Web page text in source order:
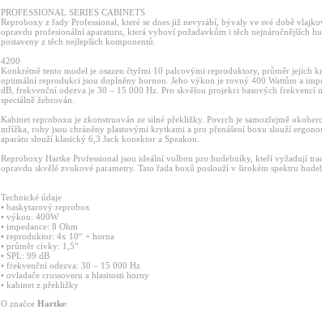
PROFESSIONAL SERIES CABINETS
Reproboxy z řady Professional, které se dnes již nevyrábí, bývaly ve své době
opravdu profesionální aparaturu, která vyhoví požadavkům i těch nejnáročnějších
postaveny z těch nejlepších komponentů.
4200
Konkrétně tento model je osazen čtyřmi 10 palcovými reproduktory, průměr jejich
optimální reprodukci jsou doplněny hornou. Jeho výkon je rovný 400 Wattům a
dB, frekvenční odezva je 30 – 15 000 Hz. Pro skvělou projekci basových
speciálně žebrován.
Kabinet reproboxu je zkonstruován ze silné překližky. Povrch je samozřejmě
mřížka, rohy jsou chráněny plastovými krytkami a pro přenášení boxu slouží
aparátu slouží klasický 6,3 Jack konektor a Speakon.
Reproboxy Hartke Professional jsou ideální volbou pro hudebníky, kteří vyžadují
opravdu skvělé zvukové parametry. Tato řada boxů poslouží v širokém spektru
Technické údaje
• baskytarový reprobox
• výkon: 400W
• impedance: 8 Ohm
• reproduktor: 4x 10“ + horna
• průměr cívky: 1,5“
• SPL: 99 dB
• frekvenční odezva: 30 – 15 000 Hz
• ovladače crossoveru a hlasitosti horny
• kabinet z překližky
O značce Hartke: